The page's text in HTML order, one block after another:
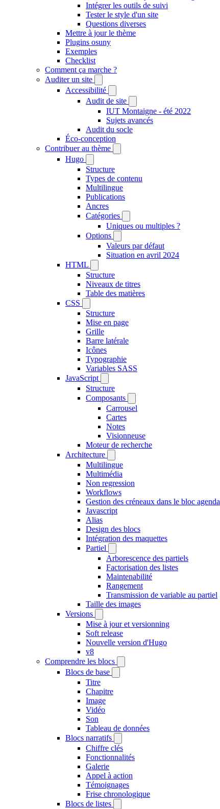
Intégrer les outils de suivi
Tester le style d'un site
Questions diverses
Mettre à jour le thème
Plugins osuny
Exemples
Checklist
Comment ça marche ?
Auditer un site
Accessibilité
Audit de site
IUT Montaigne - été 2022
Sujets avancés
Audit du socle
Éco-conception
Contribuer au thème
Hugo
Structure
Types de contenu
Multilingue
Publications
Ancres
Catégories
Uniques ou multiples ?
Options
Valeurs par défaut
Situation en avril 2024
HTML
Structure
Niveaux de titres
Table des matières
CSS
Structure
Mise en page
Grille
Barre latérale
Icônes
Typographie
Variables SASS
JavaScript
Structure
Composants
Carrousel
Cartes
Notes
Visionneuse
Moteur de recherche
Architecture
Multilingue
Multimédia
Non regression
Workflows
Gestion des créneaux dans le bloc agenda
Javascript
Alias
Design des blocs
Intégration des maquettes
Partiel
Arborescence des partiels
Factorisation des listes
Maintenabilité
Rangement
Transmission de variable au partiel
Taille des images
Versions
Mise à jour et versionning
Soft release
Nouvelle version d'Hugo
v8
Comprendre les blocs
Blocs de base
Titre
Chapitre
Image
Vidéo
Son
Tableau de données
Blocs narratifs
Chiffre clés
Fonctionnalités
Galerie
Appel à action
Témoignages
Frise chronologique
Blocs de listes